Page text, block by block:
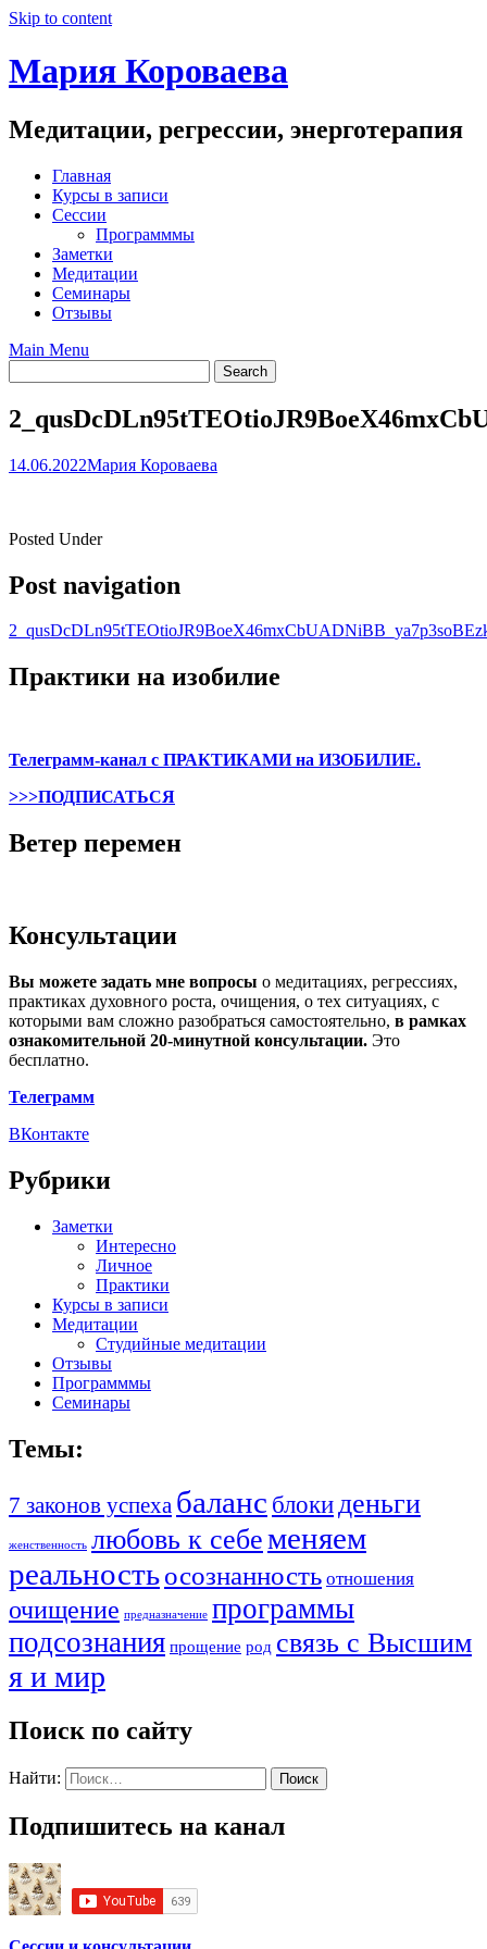
Skip to content
Мария Короваева
Медитации, регрессии, энерготерапия
Главная
Курсы в записи
Сессии
Программмы
Заметки
Медитации
Семинары
Отзывы
Main Menu
14.06.2022Мария Короваева
Posted Under
Post navigation
Практики на изобилие
Телеграмм-канал с ПРАКТИКАМИ на ИЗОБИЛИЕ.
>>>ПОДПИСАТЬСЯ
Ветер перемен
Консультации
Вы можете задать мне вопросы о медитациях, регрессиях,
практиках духовного роста, очищения, о тех ситуациях, с
которыми вам сложно разобраться самостоятельно, в рамках
ознакомительной 20-минутной консультации. Это
бесплатно.
Телеграмм
ВКонтакте
Рубрики
Заметки
Интересно
Личное
Практики
Курсы в записи
Медитации
Студийные медитации
Отзывы
Программмы
Семинары
Темы:
7 законов успеха баланс блокиденьги
женственность любовь к себеменяем
реальностьосознанность отношения
очищение предназначение программы
подсознания прощение род связь с Высшим
я и мир
Поиск по сайту
Найти:
Подпишитесь на канал